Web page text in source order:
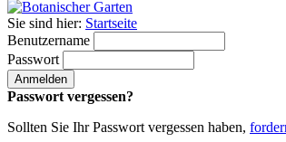
Sie sind hier: Startseite
Benutzername
Passwort
Passwort vergessen?
Sollten Sie Ihr Passwort vergessen haben,